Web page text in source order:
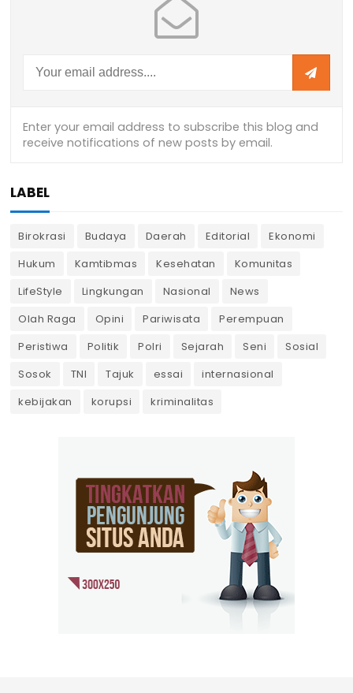
LABEL
Birokrasi Budaya Daerah Editorial
Ekonomi
Hukum
Kamtibmas Kesehatan
Komunitas
LifeStyle
Lingkungan Nasional
News
Olah Raga
Opini Pariwisata
Perempuan
Peristiwa
Politik Polri Sejarah Seni
Sosial
Sosok
TNI Tajuk essai
internasional
kebijakan
korupsi kriminalitas